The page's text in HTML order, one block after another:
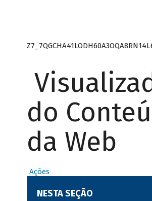
do
da Web
Ações
NESTA SEÇÃO